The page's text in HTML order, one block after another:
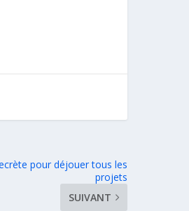
pour déjouer tous les
projets
SUIVANT